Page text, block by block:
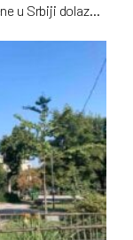
u Srbiji dolaze